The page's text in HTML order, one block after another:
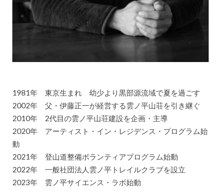
1981年 東京生まれ 幼少より黒部源流域で夏を過ごす
2002年 父・伊藤正一が経営する雲ノ平山荘を引き継ぐ
2010年 2代目の雲ノ平山荘建設を企画・主導
2020年 アーティスト・イン・レジデンス・プログラム始
動
2021年 登山道整備ボランティアプログラム始動
2022年 一般社団法人雲ノ平トレイルクラブを設立
2023年 雲ノ平サイエンス・ラボ始動